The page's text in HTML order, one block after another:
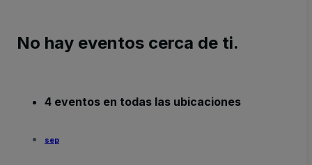
No hay eventos cerca de ti.
4 eventos en todas las ubicaciones
sep